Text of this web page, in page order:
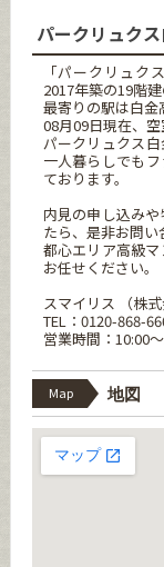
パークリュク
「パークリュク
2017年築の19階建
最寄りの駅は白金
08月09日現在、空
パークリュクス白
一人暮らしでも
ております。
内見の申し込み
たら、是非お問い
都心エリア高級
お任せください。
スマイリス （株式
TEL：0120-868-
営業時間：10:00
Map 地図